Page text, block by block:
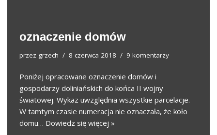
oznaczenie domów
przez grzech 8 czerwca 2018 9 komentarzy
Poniżej opracowane oznaczenie domów i
gospodarzy doliniańskich do końca II wojny
światowej. Wykaz uwzględnia wszystkie parcelacje.
W tamtym czasie numeracja nie oznaczała, że koło
domu… Dowiedz się więcej »